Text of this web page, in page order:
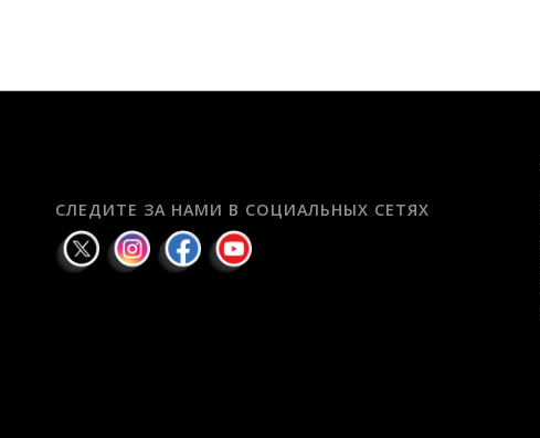
СЛЕДИТЕ ЗА НАМИ В СОЦИАЛЬНЫХ СЕТЯХ